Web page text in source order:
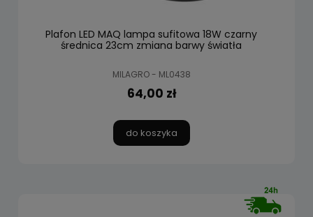
Plafon LED MAQ lampa sufitowa 18W czarny
średnica 23cm zmiana barwy światła
MILAGRO - ML0438
64,00 zł
do koszyka